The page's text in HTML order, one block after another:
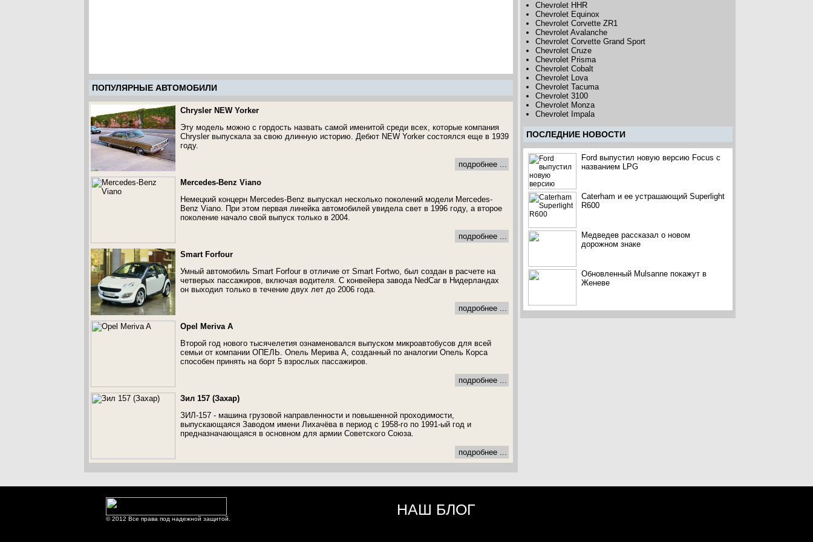
ПОПУЛЯРНЫЕ АВТОМОБИЛИ
Chrysler NEW Yorker
Эту модель можно с гордость назвать самой именитой среди всех, которые компания
Chrysler выпускала за свою длинную историю. Дебют NEW Yorker состоялся еще в 1939
году.
подробнее ...
Mercedes-Benz Viano
Немецкий концерн Mercedes-Benz выпускал несколько поколений модели Mercedes-
Benz Viano. При этом первая линейка автомобилей увидела свет в 1996 году, а второе
поколение начало свой выпуск только в 2004.
подробнее ...
Smart Forfour
Умный автомобиль Smart Forfour в отличие от Smart Fortwo, был создан в расчете на
четверых пассажиров, включая водителя. С конвейера завода NedCar в Нидерландах
он выходил только в течение двух лет до 2006 года.
подробнее ...
Opel Meriva A
Второй год нового тысячелетия ознаменовался выпуском микроавтобусов для всей
семьи от компании ОПЕЛЬ. Опель Мерива А, созданный по аналогии Опель Корса
способен принять на борт 5 взрослых пассажиров.
подробнее ...
Зил 157 (Захар)
ЗИЛ-157 - машина грузовой направленности и повышенной проходимости,
выпускающаяся Заводом имени Лихачёва в период с 1958-го по 1991-ый год и
предназначающаяся в основном для армии Советского Союза.
подробнее ...
Chevrolet HHR
Chevrolet Equinox
Chevrolet Corvette ZR1
Chevrolet Avalanche
Chevrolet Corvette Grand Sport
Chevrolet Cruze
Chevrolet Prisma
Chevrolet Cobalt
Chevrolet Lova
Chevrolet Tacuma
Chevrolet 3100
Chevrolet Monza
Chevrolet Impala
ПОCЛЕДНИЕ НОВОСТИ
Ford выпустил новую версию Focus с
названием LPG
Caterham и ее устрашающий Superlight
R600
Медведев рассказал о новом
дорожном знаке
Обновленный Mulsanne покажут в
Женеве
© 2012 Все права под надежной защитой.
НАШ БЛОГ